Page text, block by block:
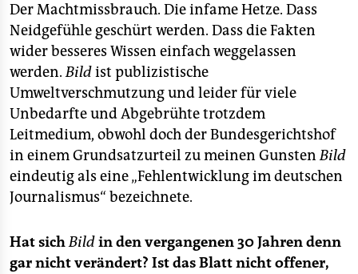
Der Machtmissbrauch. Die infame Hetze. Dass
Neidgefühle geschürt werden. Dass die Fakten
wider besseres Wissen einfach weggelassen
werden.Bildist publizistische
Umweltverschmutzung und leider für viele
Unbedarfte und Abgebrühte trotzdem
Leitmedium, obwohl doch der Bundesgerichtshof
in einem Grundsatzurteil zu meinen GunstenBild
eindeutig als eine „Fehlentwicklung im deutschen
Journalismus“ bezeichnete.
Hat sichBildin den vergangenen 30 Jahren denn
gar nicht verändert? Ist das Blatt nicht offener,